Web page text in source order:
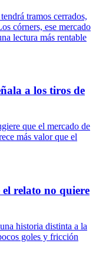
tramos cerrados,
córners, ese mercado
lectura más rentable
a los tiros de
que el mercado de
más valor que el
relato no quiere
historia distinta a la
goles y fricción